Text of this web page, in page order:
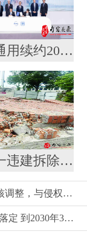
上汽通用续约20年至2047 合资最长信心票落定 到2030年30款新能源奔涌而来
常州一违建拆除2个月后仍未清理 建管办：业委会承诺下周一前清理结束
茉莉奶白回应“降薪风波”：系灵活用工考核调整，与侵权案无关
上汽通用续约20年至2047 合资最长信心票落定 到2030年30款新能源奔涌而来